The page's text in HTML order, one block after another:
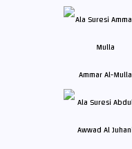
Ammar Al-Mulla